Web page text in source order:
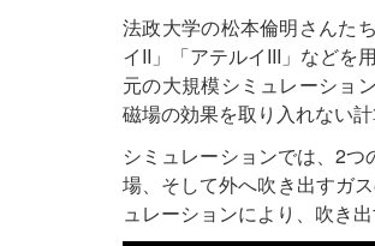
法政大学の松本倫明さんた
イII」「アテルイIII」などを
元の大規模シミュレーショ
磁場の効果を取り入れない計
シミュレーションでは、2
場、そして外へ吹き出すガ
ュレーションにより、吹き